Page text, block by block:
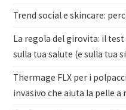
Trend social e skincare:
La regola del girovita: il
sulla tua salute (e sulla tua
Thermage FLX per i
invasivo che aiuta la pelle